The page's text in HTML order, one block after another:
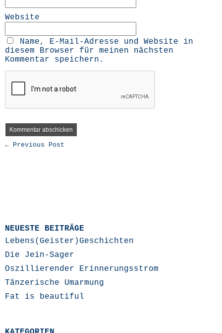
Website
Name, E-Mail-Adresse und Website in
diesem Browser für meinen nächsten
Kommentar speichern.
← Previous Post
NEUESTE BEITRÄGE
Lebens(Geister)Geschichten
Die Jein-Sager
Oszillierender Erinnerungsstrom
Tänzerische Umarmung
Fat is beautiful